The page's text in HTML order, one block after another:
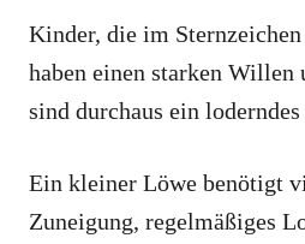
Kinder, die im
haben einen starken Willen
sind durchaus ein
Ein kleiner Löwe benötigt
Zuneigung, regelmäßiges